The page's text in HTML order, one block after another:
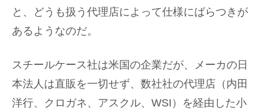
と、どうも扱う代理店によって仕様にばらつきが
あるようなのだ。
スチールケース社は米国の企業だが、メーカの日
本法人は直販を一切せず、数社社の代理店（内田
洋行、クロガネ、アスクル、WSI）を経由した小